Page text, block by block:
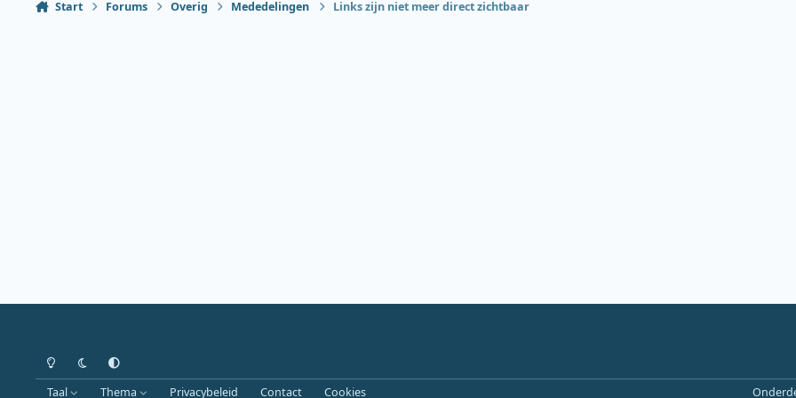
Start Forums Overig Mededelingen Links zijn niet meer direct zichtbaar
Heldere modus
Donkere modus
Systeemvoorkeur
Taal Thema Privacybeleid Contact Cookies